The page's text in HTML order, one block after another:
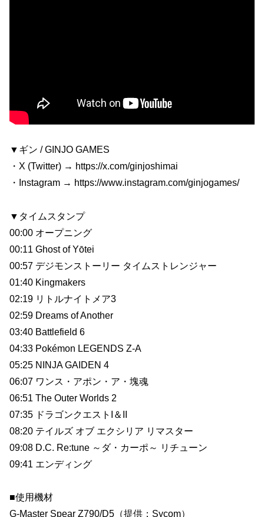
▼ギン / GINJO GAMES
・X (Twitter) → https://x.com/ginjoshimai
・Instagram → https://www.instagram.com/ginjogames/
▼タイムスタンプ
00:00 オープニング
00:11 Ghost of Yōtei
00:57 デジモンストーリー タイムストレンジャー
01:40 Kingmakers
02:19 リトルナイトメア3
02:59 Dreams of Another
03:40 Battlefield 6
04:33 Pokémon LEGENDS Z-A
05:25 NINJA GAIDEN 4
06:07 ワンス・アポン・ア・塊魂
06:51 The Outer Worlds 2
07:35 ドラゴンクエストI＆II
08:20 テイルズ オブ エクシリア リマスター
09:08 D.C. Re:tune ～ダ・カーポ～ リチューン
09:41 エンディング
■使用機材
G-Master Spear Z790/D5（提供：Sycom）